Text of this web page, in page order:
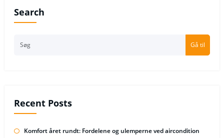
Search
Gå til
Recent Posts
Komfort året rundt: Fordelene og ulemperne ved aircondition